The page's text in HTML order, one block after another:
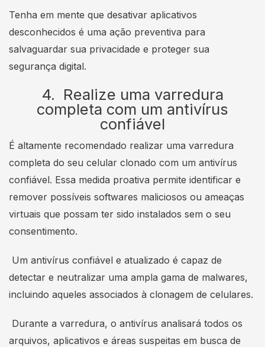
Tenha em mente que desativar aplicativos
desconhecidos é uma ação preventiva para
salvaguardar sua privacidade e proteger sua
segurança digital.
4. Realize uma varredura
completa com um antivírus
confiável
É altamente recomendado realizar uma varredura
completa do seu celular clonado com um antivírus
confiável. Essa medida proativa permite identificar e
remover possíveis softwares maliciosos ou ameaças
virtuais que possam ter sido instalados sem o seu
consentimento.
Um antivírus confiável e atualizado é capaz de
detectar e neutralizar uma ampla gama de malwares,
incluindo aqueles associados à clonagem de celulares.
Durante a varredura, o antivírus analisará todos os
arquivos, aplicativos e áreas suspeitas em busca de